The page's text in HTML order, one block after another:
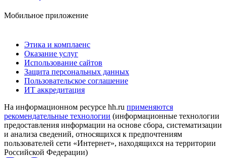
Мобильное приложение
Этика и комплаенс
Оказание услуг
Использование сайтов
Защита персональных данных
Пользовательское соглашение
ИТ аккредитация
На информационном ресурсе hh.ru применяются
рекомендательные технологии (информационные технологии
предоставления информации на основе сбора, систематизации
и анализа сведений, относящихся к предпочтениям
пользователей сети «Интернет», находящихся на территории
Российской Федерации)